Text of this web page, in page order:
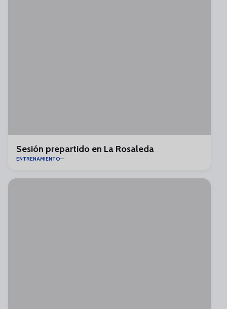
Sesión prepartido en La Rosaleda
ENTRENAMIENTO